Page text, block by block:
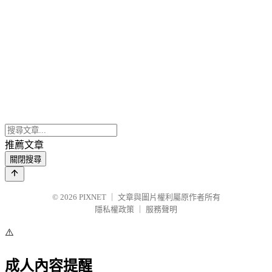
推薦文章
關閉搜尋
© 2026 PIXNET
文章與圖片權利屬原作者所有
隱私權政策
服務聲明
⚠️
成人內容提醒